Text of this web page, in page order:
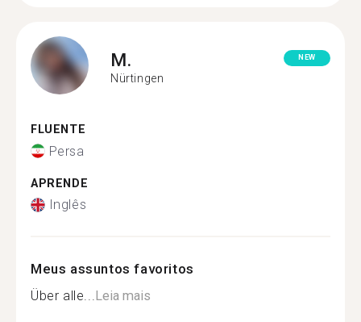
M.
Nürtingen
NEW
FLUENTE
Persa
APRENDE
Inglês
Meus assuntos favoritos
Über alle...Leia mais